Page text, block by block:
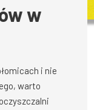
w
i nie
warto